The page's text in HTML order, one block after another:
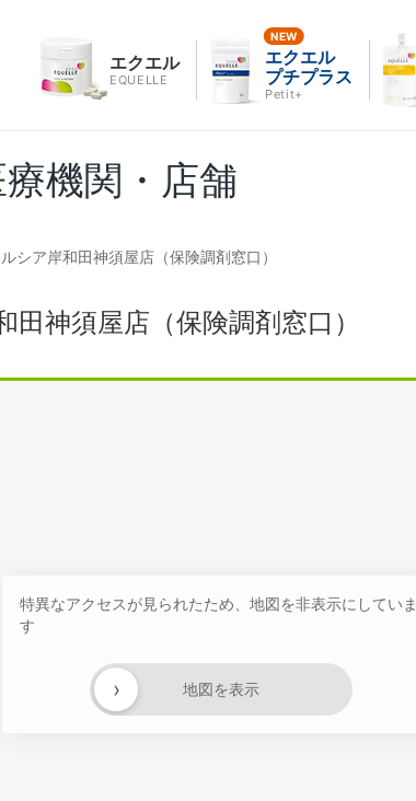
エクエル
EQUELLE
エクエル
プチプラス
Petit+
機関・店舗
シア岸和田神須屋店（保険調剤窓口）
田神須屋店（保険調剤窓口）
特異なアクセスが見られたため、地図を非表示にしていま
す
地図を表示
›